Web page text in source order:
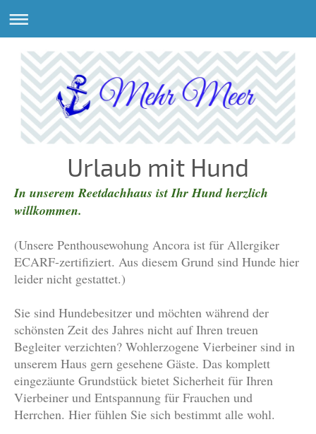
Urlaub mit Hund
In unserem Reetdachhaus ist Ihr Hund herzlich
willkommen.
(Unsere Penthousewohung Ancora ist für Allergiker
ECARF-zertifiziert. Aus diesem Grund sind Hunde hier
leider nicht gestattet.)
Sie sind Hundebesitzer und möchten während der
schönsten Zeit des Jahres nicht auf Ihren treuen
Begleiter verzichten? Wohlerzogene Vierbeiner sind in
unserem Haus gern gesehene Gäste. Das komplett
eingezäunte Grundstück bietet Sicherheit für Ihren
Vierbeiner und Entspannung für Frauchen und
Herrchen. Hier fühlen Sie sich bestimmt alle wohl.